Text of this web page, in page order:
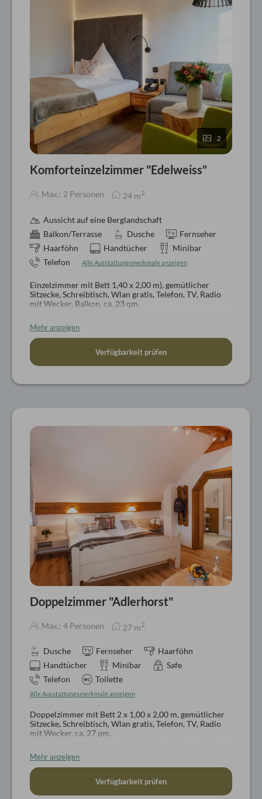
2
Komforteinzelzimmer "Edelweiss"
Max.: 2 Personen 24 m2
Aussicht auf eine Berglandschaft
Balkon/Terrasse
Dusche
Fernseher
Haarföhn
Handtücher
Minibar
Telefon
Alle Ausstattungsmerkmale anzeigen
Einzelzimmer mit Bett 1,40 x 2,00 m), gemütlicher
Sitzecke, Schreibtisch, Wlan gratis, Telefon, TV, Radio
mit Wecker, Balkon, ca. 23 qm.
Wellnesskorb mit Bademantel und Badeschlappen
Hunde auf Anfrage
Mehr anzeigen
Verfügbarkeit prüfen
Doppelzimmer "Adlerhorst"
Max.: 4 Personen 27 m2
Dusche Fernseher
Haarföhn
Handtücher
Minibar
Safe
Telefon
Toilette
Alle Ausstattungsmerkmale anzeigen
Doppelzimmer mit Bett 2 x 1,00 x 2,00 m, gemütlicher
Sitzecke, Schreibtisch, Wlan gratis, Telefon, TV, Radio
mit Wecker, ca. 27 qm.
Wellnesskorb mit Bademantel und Badeschlappen
Keine Hunde erlaubt
Mehr anzeigen
Verfügbarkeit prüfen